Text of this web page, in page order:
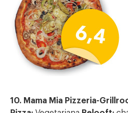
10. Mama Mia Pizzeria-